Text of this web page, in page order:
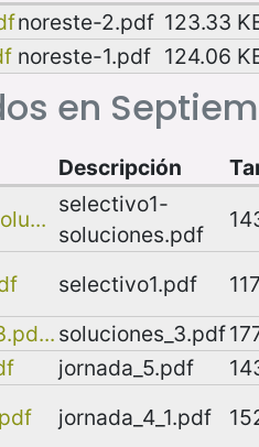
en
noreste-2.pdf 123.33
noreste-1.pdf 124.06
Descripción
selectivo1-
soluciones.pdf
selectivo1.pdf
soluciones_3.pdf
jornada_5.pdf
jornada_4_1.pdf